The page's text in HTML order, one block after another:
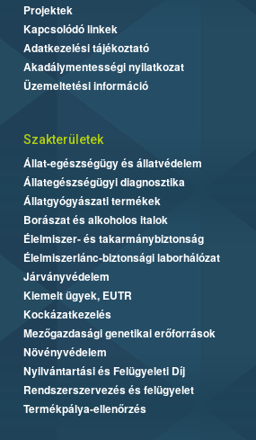
Projektek
Kapcsolódó linkek
Adatkezelési tájékoztató
Akadálymentességi nyilatkozat
Üzemeltetési információ
Szakterületek
Állat-egészségügy és állatvédelem
Állategészségügyi diagnosztika
Állatgyógyászati termékek
Borászat és alkoholos italok
Élelmiszer- és takarmánybiztonság
Élelmiszerlánc-biztonsági laborhálózat
Járványvédelem
Kiemelt ügyek, EUTR
Kockázatkezelés
Mezőgazdasági genetikai erőforrások
Növényvédelem
Nyilvántartási és Felügyeleti Díj
Rendszerszervezés és felügyelet
Termékpálya-ellenőrzés